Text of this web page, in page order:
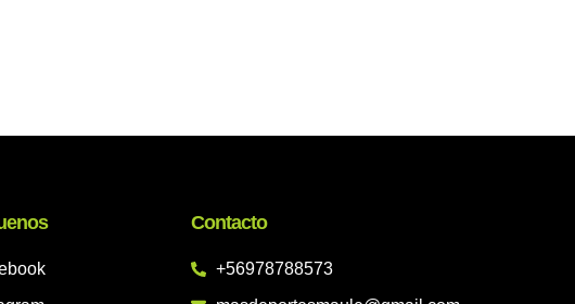
Contacto
+56978788573